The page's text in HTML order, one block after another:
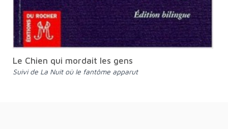
Le Chien qui mordait les gens
suivi de La Nuit où le fantôme apparut